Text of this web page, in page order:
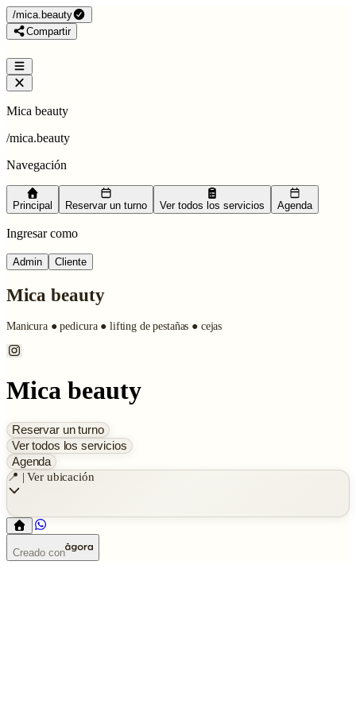
/mica.beauty
Compartir
Mica beauty
/mica.beauty
Navegación
Principal Reservar un turno Ver todos los servicios Agenda
Ingresar como
Admin Cliente
Mica beauty
Manicura ● pedicura ● lifting de pestañas ● cejas
Mica beauty
Reservar un turno
Ver todos los servicios
Agenda
📍 | Ver ubicación
Creado con